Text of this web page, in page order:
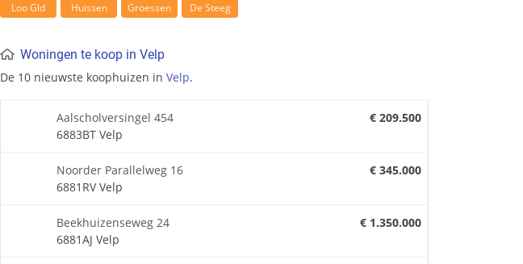
Loo Gld
Huissen Groessen De Steeg
Woningen te koop in Velp
De 10 nieuwste koophuizen in Velp.
Aalscholversingel 454
6883BT Velp
€ 209.500
Noorder Parallelweg 16
6881RV Velp
€ 345.000
Beekhuizenseweg 24
6881AJ Velp
€ 1.350.000